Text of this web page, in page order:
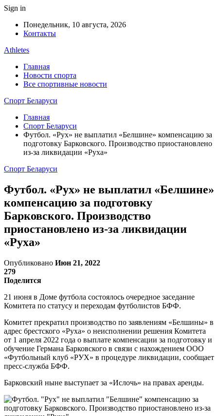
Sign in
Понедельник, 10 августа, 2026
Контакты
Athletes
Главная
Новости спорта
Все спортивные новости
Спорт Беларуси
Главная
Спорт Беларуси
Футбол. «Рух» не выплатил «Белшине» компенсацию за
подготовку Барковского. Производство приостановлено
из-за ликвидации «Руха»
Спорт Беларуси
Футбол. «Рух» не выплатил «Белшине»
компенсацию за подготовку
Барковского. Производство
приостановлено из-за ликвидации
«Руха»
Опубликовано Июн 21, 2022
279
Поделится
21 июня в Доме футбола состоялось очередное заседание
Комитета по статусу и переходам футболистов БФФ.
Комитет прекратил производство по заявлениям «Белшины» в
адрес брестского «Руха» о неисполнении решения Комитета
от 1 апреля 2022 года о выплате компенсации за подготовку и
обучение Германа Барковского в связи с нахождением ООО
«Футбольный клуб «РУХ» в процедуре ликвидации, сообщает
пресс-служба БФФ.
Барковский ныне выступает за «Ислочь» на правах аренды.